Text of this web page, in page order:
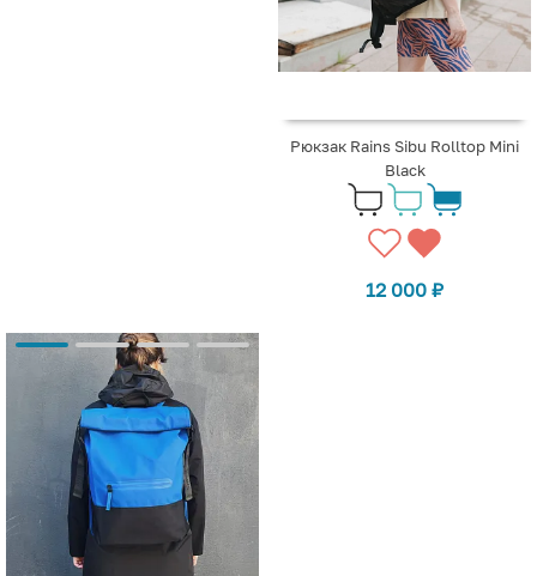
Рюкзак Rains Sibu Rolltop Mini
Black
12 000 ₽